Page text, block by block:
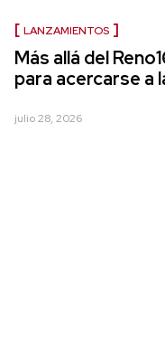
LANZAMIENTOS
Más allá del
para acercarse a
julio 28, 2026